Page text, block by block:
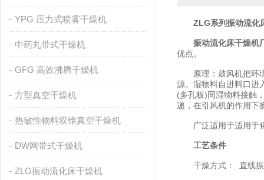
YPG 压力式喷雾干燥机
中药丸带式干燥机
GFG 高效沸腾干燥机
方型真空干燥机
热敏性物料双锥真空干燥机
DW网带式干燥机
ZLG振动流化床干燥机
ZLG系列振动流化
振动流化床干燥机
优点。
原理：鼓风机把环境
源。湿物料自进料口进
(多孔板)同湿物料接触
递，在引风机的作用下
广泛适用于适用于化
工艺条件
干燥方式： 直线振